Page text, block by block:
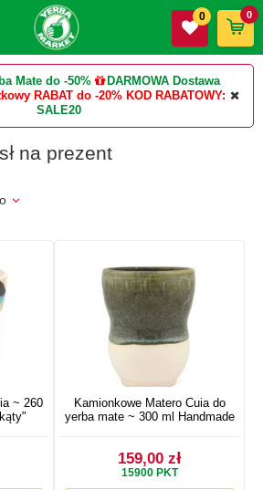
Mate do -50%
DARMOWA Dostawa
RABAT do -20% KOD RABATOWY:
SALE20
0 0
na prezent
~ 260
Kamionkowe Matero Cuia do
yerba mate ~ 300 ml Handmade
159,00 zł
15900PKT